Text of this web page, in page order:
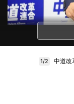
1/2 中道改